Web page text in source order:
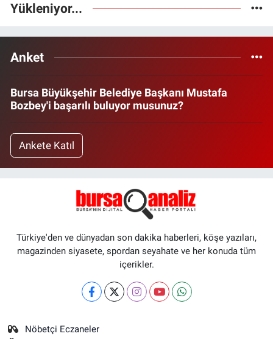
Yükleniyor...
Anket
Bursa Büyükşehir Belediye Başkanı Mustafa
Bozbey'i başarılı buluyor musunuz?
Ankete Katıl
Türkiye'den ve dünyadan son dakika haberleri, köşe yazıları,
magazinden siyasete, spordan seyahate ve her konuda tüm
içerikler.
Nöbetçi Eczaneler